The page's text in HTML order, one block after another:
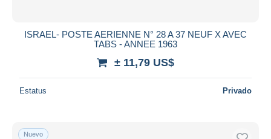
ISRAEL- POSTE AERIENNE N° 28 A 37 NEUF X AVEC
TABS - ANNEE 1963
± 11,79 US$
Estatus Privado
Nuevo